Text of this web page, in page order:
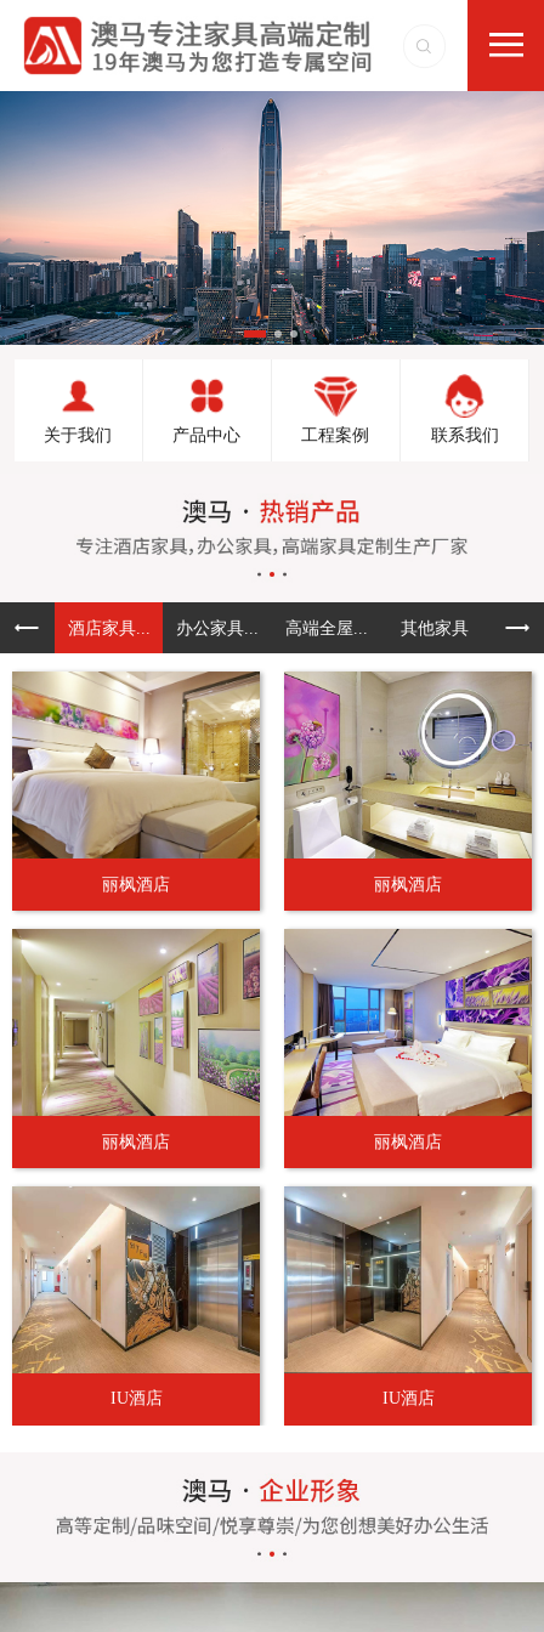
关于我们 产品中心 工程案例 联系我们
酒店家具... 办公家具... 高端全屋... 其他家具
丽枫酒店 丽枫酒店
丽枫酒店 丽枫酒店
IU酒店 IU酒店